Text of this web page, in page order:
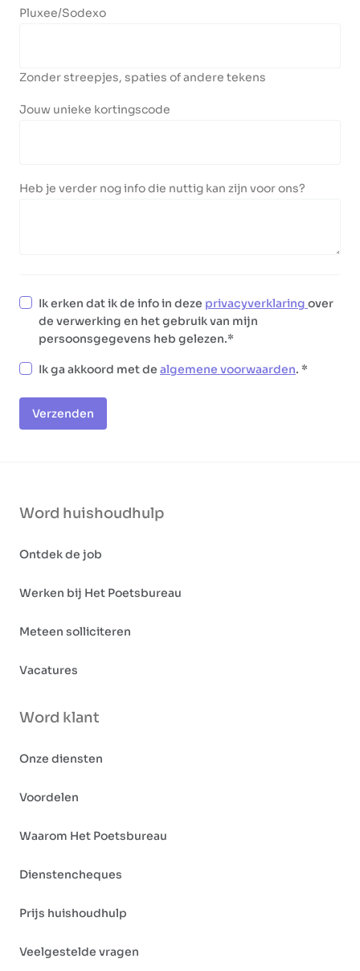
Pluxee/Sodexo
Zonder streepjes, spaties of andere tekens
Jouw unieke kortingscode
Heb je verder nog info die nuttig kan zijn voor ons?
Ik erken dat ik de info in deze privacyverklaring over
de verwerking en het gebruik van mijn
persoonsgegevens heb gelezen.
Ik ga akkoord met de algemene voorwaarden.
Verzenden
Word huishoudhulp
Ontdek de job
Werken bij Het Poetsbureau
Meteen solliciteren
Vacatures
Word klant
Onze diensten
Voordelen
Waarom Het Poetsbureau
Dienstencheques
Prijs huishoudhulp
Veelgestelde vragen